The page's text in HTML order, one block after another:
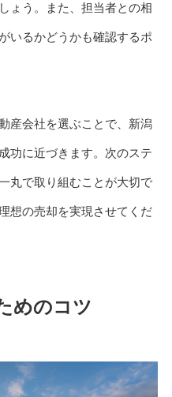
ょう。また、担当者との相
いるかどうかも確認するポ
産会社を選ぶことで、新潟
功に近づきます。次のステ
丸で取り組むことが大切で
想の売却を実現させてくだ
めのコツ